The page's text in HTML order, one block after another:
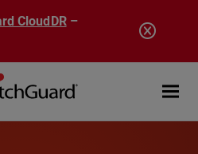
CloudDR–
Open